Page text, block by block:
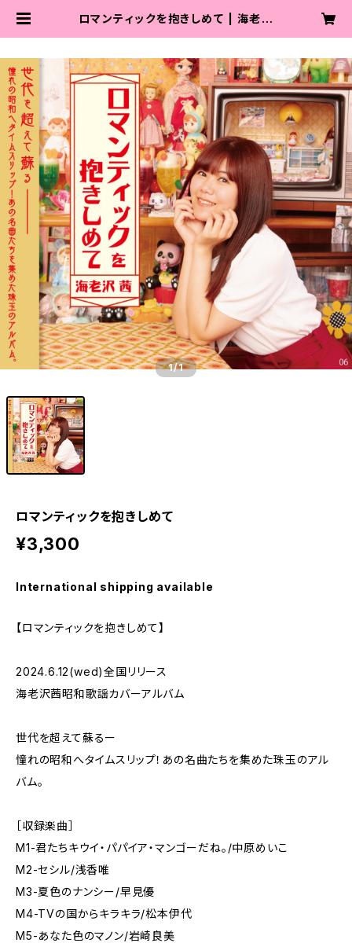
ロマンティックを抱きしめて | 海老沢
1/1
ロマンティックを抱きしめて
¥3,300
International shipping available
【ロマンティックを抱きしめて】
2024.6.12(wed)全国リリース
海老沢茜昭和歌謡カバーアルバム
世代を超えて蘇るー
憧れの昭和へタイムスリップ！あの名曲たちを集めた珠玉のアル
バム。
［収録楽曲］
M1-君たちキウイ・パパイア・マンゴーだね。/中原めいこ
M2-セシル/浅香唯
M3-夏色のナンシー/早見優
M4-TVの国からキラキラ/松本伊代
M5-あなた色のマノン/岩崎良美